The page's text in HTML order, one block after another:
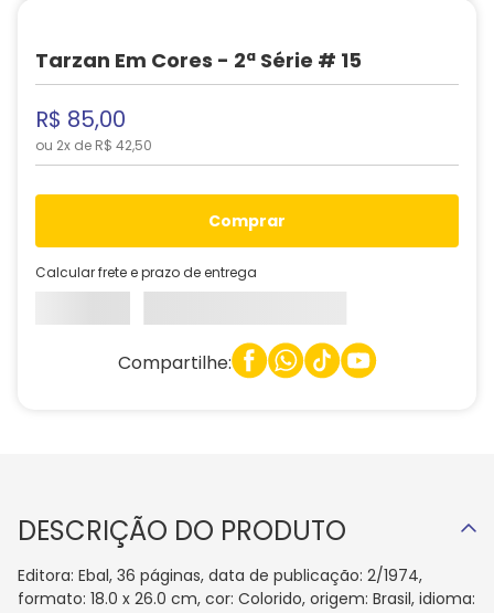
Tarzan Em Cores - 2ª Série # 15
R$ 85,00
ou 2x de R$ 42,50
comprar
Calcular frete e prazo de entrega
Compartilhe:
DESCRIÇÃO DO PRODUTO
Editora: Ebal, 36 páginas, data de publicação: 2/1974,
formato: 18.0 x 26.0 cm, cor: Colorido, origem: Brasil, idioma: